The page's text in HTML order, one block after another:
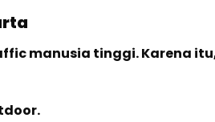
manusia tinggi. Karena